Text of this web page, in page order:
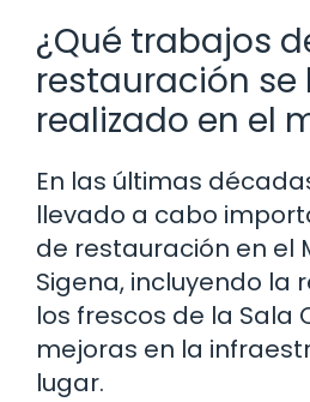
¿Qué trabajos
restauración se
realizado en el
En las últimas
llevado a cabo
de restauración en el
Sigena, incluyendo la
los frescos de la Sala
mejoras en la
lugar.